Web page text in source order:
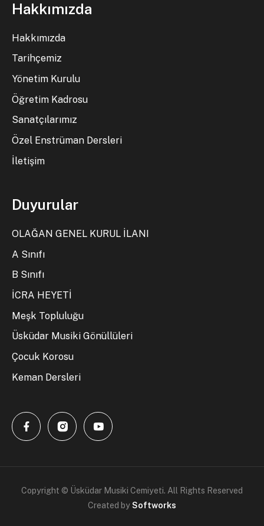
Hakkımızda
Hakkımızda
Tarihçemiz
Yönetim Kurulu
Öğretim Kadrosu
Sanatçılarımız
Özel Enstrüman Dersleri
İletişim
Duyurular
OLAĞAN GENEL KURUL İLANI
A Sınıfı
B Sınıfı
İCRA HEYETİ
Meşk Topluluğu
Üsküdar Musiki Gönüllüleri
Çocuk Korosu
Keman Dersleri
Copyright © Üsküdar Musiki Cemiyeti. All Rights Reserved
Created bySoftworks